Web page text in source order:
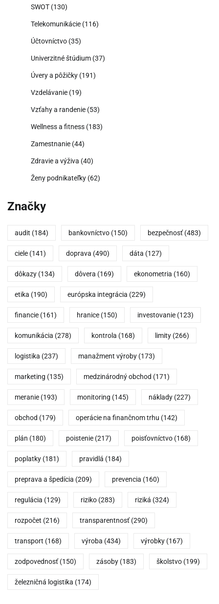
SWOT (130)
Telekomunikácie (116)
Účtovníctvo (35)
Univerzitné štúdium (37)
Úvery a pôžičky (191)
Vzdelávanie (19)
Vzťahy a randenie (53)
Wellness a fitness (183)
Zamestnanie (44)
Zdravie a výživa (40)
Ženy podnikateľky (62)
Značky
audit (184) bankovníctvo (150) bezpečnosť (483)
ciele (141) doprava (490) dáta (127)
dôkazy (134) dôvera (169) ekonometria (160)
etika (190) európska integrácia (229)
financie (161) hranice (150) investovanie (123)
komunikácia (278) kontrola (168) limity (266)
logistika (237) manažment výroby (173)
marketing (135) medzinárodný obchod (171)
meranie (193) monitoring (145) náklady (227)
obchod (179) operácie na finančnom trhu (142)
plán (180) poistenie (217) poisťovníctvo (168)
poplatky (181) pravidlá (184)
preprava a špedícia (209) prevencia (160)
regulácia (129) riziko (283) riziká (324)
rozpočet (216) transparentnosť (290)
transport (168) výroba (434) výrobky (167)
zodpovednosť (150) zásoby (183) školstvo (199)
železničná logistika (174)